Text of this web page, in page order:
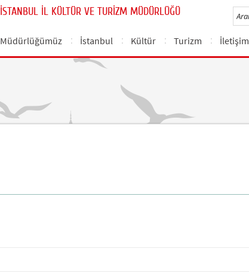
İSTANBUL İL KÜLTÜR VE TURİZM MÜDÜRLÜĞÜ
Müdürlüğümüz İstanbul Kültür Turizm İletişim